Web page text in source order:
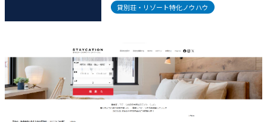
貸別荘・リゾート特化ノウハウ